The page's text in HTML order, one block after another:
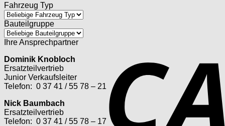
Fahrzeug Typ
Bauteilgruppe
Ihre Ansprechpartner
Dominik Knobloch
Ersatzteilvertrieb
Junior Verkaufsleiter
Telefon: 0 37 41 / 55 78 – 21
Nick Baumbach
Ersatzteilvertrieb
Telefon: 0 37 41 / 55 78 – 17